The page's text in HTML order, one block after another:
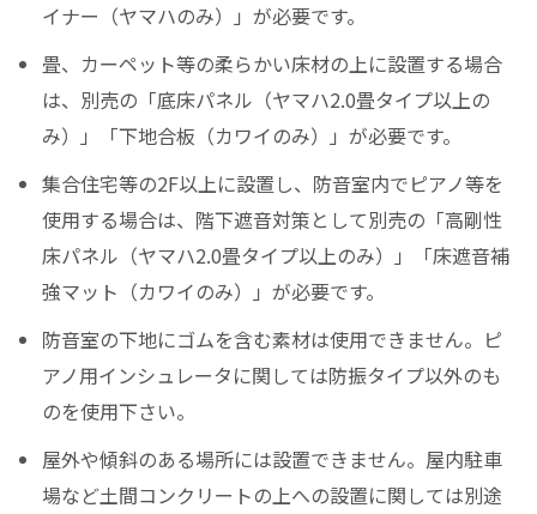
イナー（ヤマハのみ）」が必要です。
畳、カーペット等の柔らかい床材の上に設置する場合
は、別売の「底床パネル（ヤマハ2.0畳タイプ以上の
み）」「下地合板（カワイのみ）」が必要です。
集合住宅等の2F以上に設置し、防音室内でピアノ等を
使用する場合は、階下遮音対策として別売の「高剛性
床パネル（ヤマハ2.0畳タイプ以上のみ）」「床遮音補
強マット（カワイのみ）」が必要です。
防音室の下地にゴムを含む素材は使用できません。ピ
アノ用インシュレータに関しては防振タイプ以外のも
のを使用下さい。
屋外や傾斜のある場所には設置できません。屋内駐車
場など土間コンクリートの上への設置に関しては別途